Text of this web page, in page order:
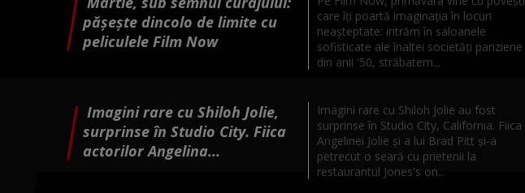
pășește dincolo de limite cu
peliculele Film Now
care îți poartă imaginația în locuri
neașteptate: intrăm în saloanele
sofisticate ale înaltei societăți pariziene
din anii '50, străbatem...
Imagini rare cu Shiloh Jolie,
surprinse în Studio City. Fiica
actorilor Angelina...
Imagini rare cu Shiloh Jolie au fost
surprinse în Studio City, California. Fiica
Angelinei Jolie și a lui Brad Pitt și-a
petrecut o seară cu prietenii la
restaurantul Jones's on...